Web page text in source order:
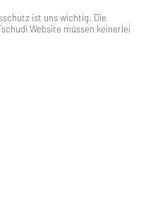
ist uns wichtig. Die
Website müssen keinerlei